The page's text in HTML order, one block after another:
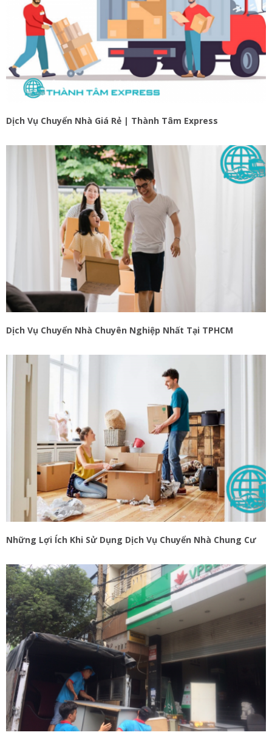
Dịch Vụ Chuyển Nhà Giá Rẻ | Thành Tâm Express
Dịch Vụ Chuyển Nhà Chuyên Nghiệp Nhất Tại TPHCM
Những Lợi Ích Khi Sử Dụng Dịch Vụ Chuyển Nhà Chung Cư